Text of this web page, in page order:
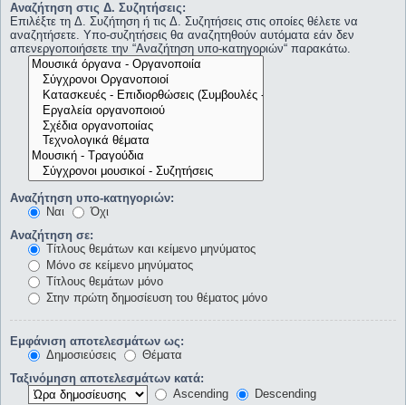
Αναζήτηση στις Δ. Συζητήσεις:
Επιλέξτε τη Δ. Συζήτηση ή τις Δ. Συζητήσεις στις οποίες θέλετε να
αναζητήσετε. Υπο-συζητήσεις θα αναζητηθούν αυτόματα εάν δεν
απενεργοποιήσετε την “Αναζήτηση υπο-κατηγοριών“ παρακάτω.
Αναζήτηση υπο-κατηγοριών:
Ναι
Όχι
Αναζήτηση σε:
Τίτλους θεμάτων και κείμενο μηνύματος
Μόνο σε κείμενο μηνύματος
Τίτλους θεμάτων μόνο
Στην πρώτη δημοσίευση του θέματος μόνο
Εμφάνιση αποτελεσμάτων ως:
Δημοσιεύσεις
Θέματα
Ταξινόμηση αποτελεσμάτων κατά:
Ascending
Descending